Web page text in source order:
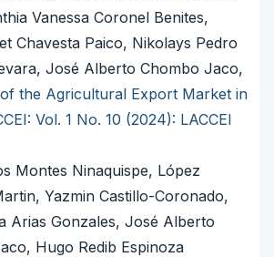
Vanessa Coronel Benites,
Chavesta Paico, Nikolays Pedro
José Alberto Chombo Jaco,
the Agricultural Export Market in
Vol. 1 No. 10 (2024): LACCEI
Montes Ninaquispe, López
Yazmin Castillo-Coronado,
Arias Gonzales, José Alberto
Hugo Redib Espinoza